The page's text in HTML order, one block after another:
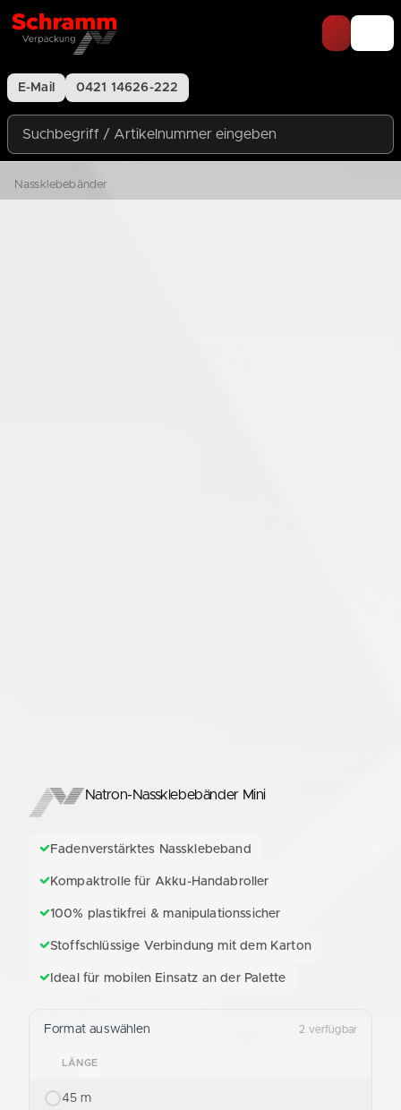
E-Mail 0421 14626-222
Suchbegriff / Artikelnummer eingeben
Nassklebebänder
Natron-Nassklebebänder Mini
Fadenverstärktes Nassklebeband
Kompaktrolle für Akku-Handabroller
100% plastikfrei & manipulationssicher
Stoffschlüssige Verbindung mit dem Karton
Ideal für mobilen Einsatz an der Palette
Format auswählen 2 verfügbar
LÄNGE
45 m